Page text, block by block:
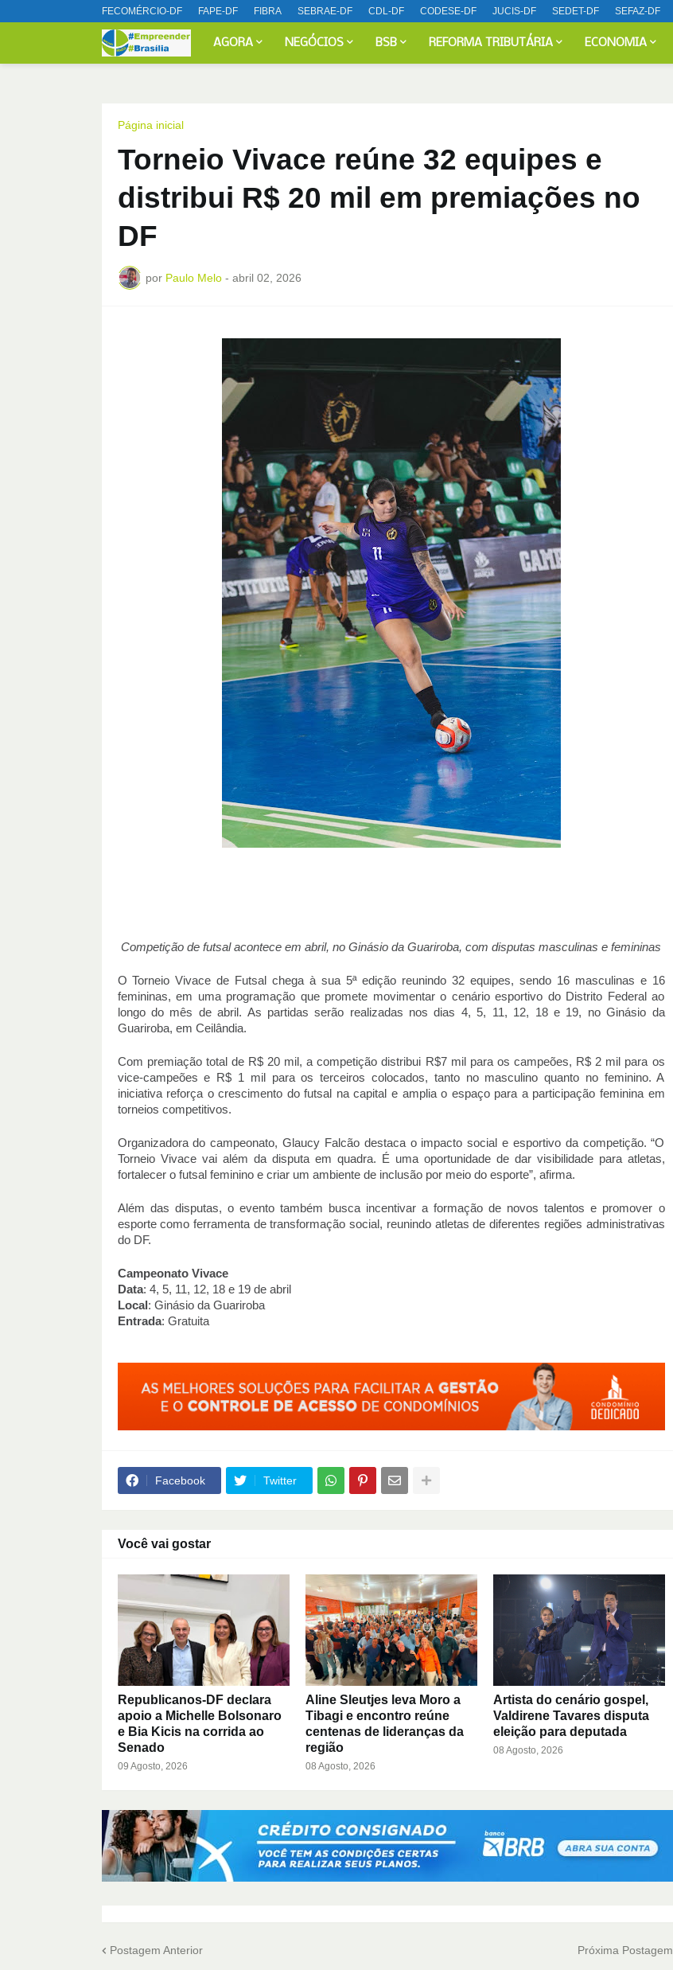
FECOMÉRCIO-DF FAPE-DF FIBRA SEBRAE-DF CDL-DF CODESE-DF JUCIS-DF SEDET-DF SEFAZ-DF
AGORA NEGÓCIOS BSB REFORMA TRIBUTÁRIA ECONOMIA
Página inicial
Torneio Vivace reúne 32 equipes e
distribui R$ 20 mil em premiações no
DF
por Paulo Melo - abril 02, 2026
Competição de futsal acontece em abril, no Ginásio da Guariroba, com disputas masculinas e femininas
O TorneioVivace de Futsal chega à sua 5ª edição reunindo 32 equipes, sendo 16 masculinas e 16
femininas, em uma programação que promete movimentar o cenário esportivo do Distrito Federal ao
longo do mês de abril. As partidas serão realizadas nos dias 4, 5, 11, 12, 18 e 19, no Ginásio da
Guariroba, em Ceilândia.
Com premiação total de R$ 20 mil, a competição distribui R$7 mil para os campeões, R$ 2 mil para os
vice-campeões e R$ 1 mil para os terceiros colocados, tanto no masculino quanto no feminino. A
iniciativa reforça o crescimento do futsal na capital e amplia o espaço para a participação feminina em
torneios competitivos.
Organizadora do campeonato, Glaucy Falcão destaca o impacto social e esportivo da competição. “O
Torneio Vivacevai além da disputa em quadra. É uma oportunidade de dar visibilidade para atletas,
fortalecer o futsal feminino e criar um ambiente de inclusão por meio do esporte”, afirma.
Além das disputas, o evento também busca incentivar a formação de novos talentos e promover o
esporte como ferramenta de transformação social, reunindo atletas de diferentes regiões administrativas
do DF.
Campeonato Vivace
Data: 4, 5, 11, 12, 18 e 19 de abril
Local : Ginásio da Guariroba
Entrada: Gratuita
Facebook Twitter
Você vai gostar
Republicanos-DF declara
apoio a Michelle Bolsonaro
e Bia Kicis na corrida ao
Senado
09 Agosto, 2026
Aline Sleutjes leva Moro a
Tibagi e encontro reúne
centenas de lideranças da
região
08 Agosto, 2026
Artista do cenário gospel,
Valdirene Tavares disputa
eleição para deputada
08 Agosto, 2026
Postagem Anterior Próxima Postagem